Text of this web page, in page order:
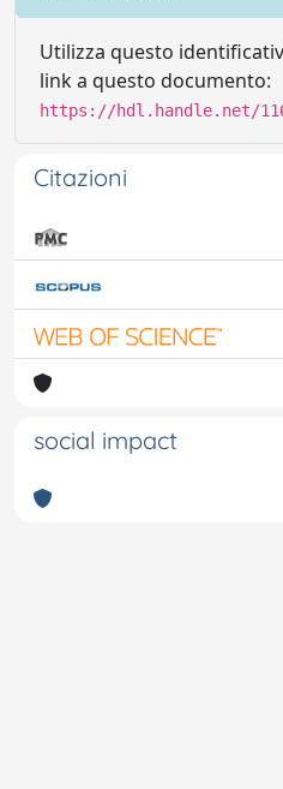
Utilizza questo
link a questo documento:
https://hdl.handle.net/
Citazioni
social impact